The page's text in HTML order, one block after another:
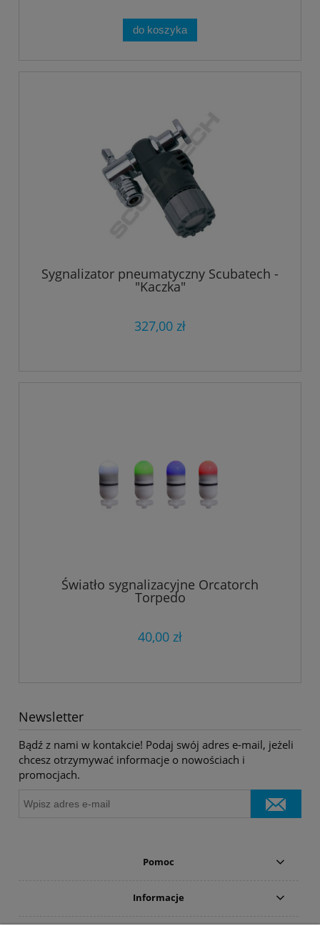
do koszyka
Sygnalizator pneumatyczny Scubatech -
"Kaczka"
327,00 zł
Światło sygnalizacyjne Orcatorch
Torpedo
40,00 zł
Newsletter
Bądź z nami w kontakcie! Podaj swój adres e-mail, jeżeli
chcesz otrzymywać informacje o nowościach i
promocjach.
Pomoc
Informacje